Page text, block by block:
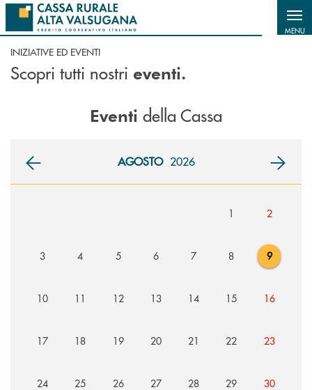
Salta al contenuto principale
MENU
INIZIATIVE ED EVENTI
Scopri tutti nostri eventi.
Eventi della Cassa
AGOSTO 2026
1 2
3 4 5 6 7 8 9
10 11 12 13 14 15 16
17 18 19 20 21 22 23
24 25 26 27 28 29 30